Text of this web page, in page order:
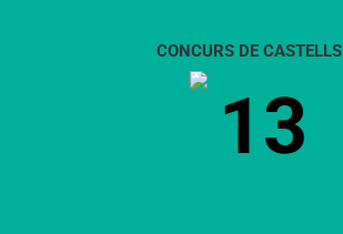
CONCURS DE CASTELLS
13